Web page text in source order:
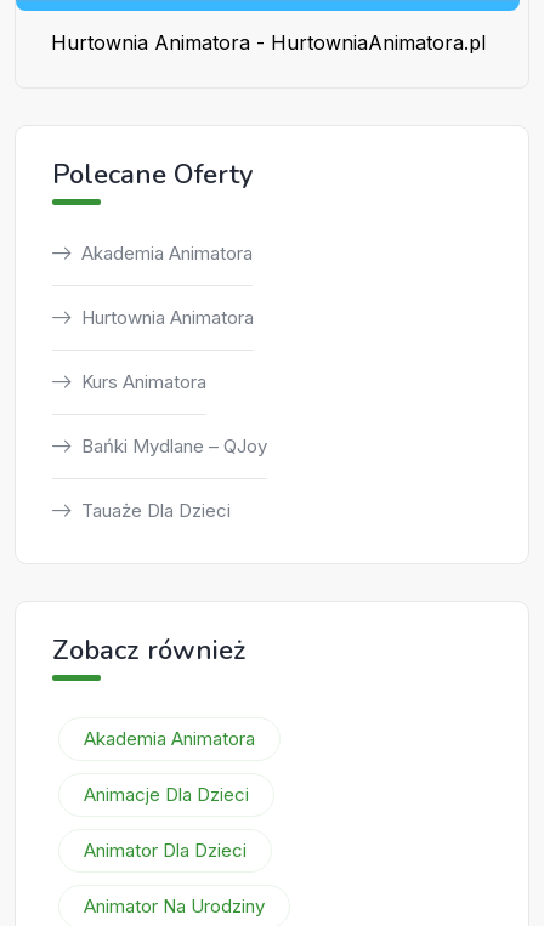
Hurtownia Animatora - HurtowniaAnimatora.pl
Polecane Oferty
Akademia Animatora
Hurtownia Animatora
Kurs Animatora
Bańki Mydlane – QJoy
Tauaże Dla Dzieci
Zobacz również
Akademia Animatora
Animacje Dla Dzieci
Animator Dla Dzieci
Animator Na Urodziny